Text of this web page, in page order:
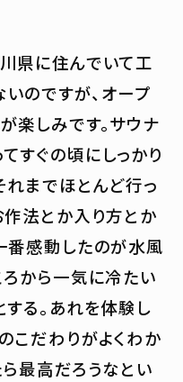
県に住んでいて工
のですが、オープ
楽しみです。サウナ
すぐの頃にしっかり
れまでほとんど行っ
作法とか入り方とか
番感動したのが水風
ろから一気に冷たい
る。あれを体験し
こだわりがよくわか
ら最高だろうなとい